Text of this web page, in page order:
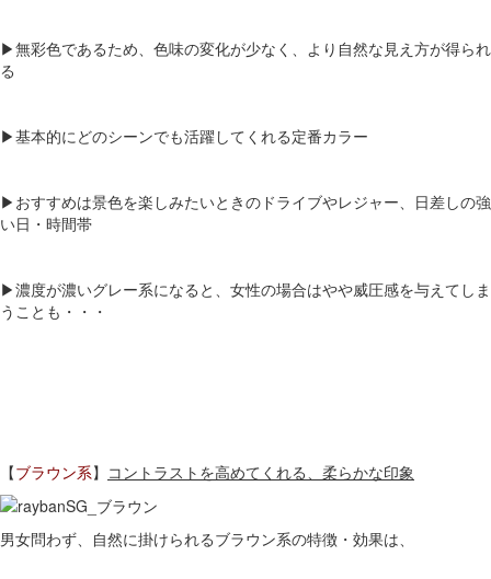
▶無彩色であるため、色味の変化が少なく、より自然な見え方が得られ
る
▶基本的にどのシーンでも活躍してくれる定番カラー
▶おすすめは景色を楽しみたいときのドライブやレジャー、日差しの強
い日・時間帯
▶濃度が濃いグレー系になると、女性の場合はやや威圧感を与えてしま
うことも・・・
【ブラウン系】 コントラストを高めてくれる、柔らかな印象
男女問わず、自然に掛けられるブラウン系の特徴・効果は、